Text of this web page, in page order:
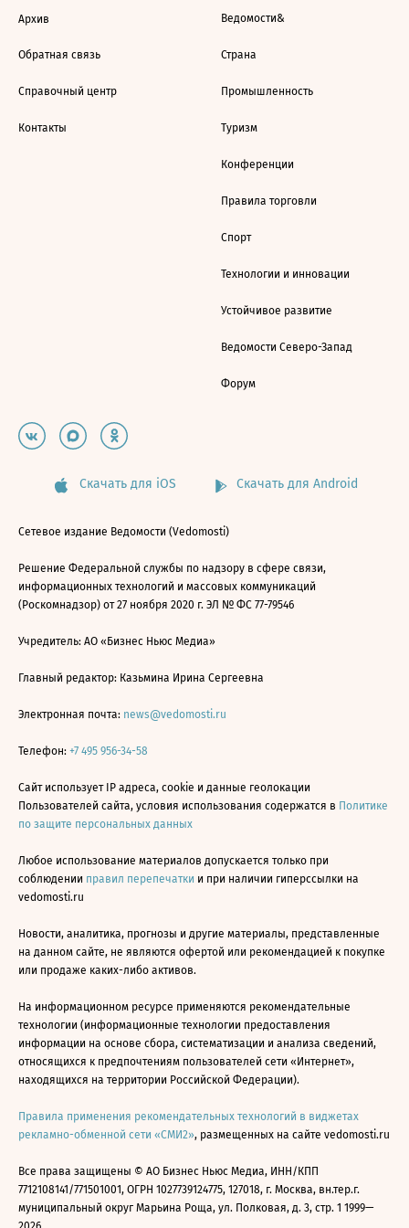
Архив
Обратная связь
Справочный центр
Контакты
Ведомости&
Страна
Промышленность
Туризм
Конференции
Правила торговли
Спорт
Технологии и инновации
Устойчивое развитие
Ведомости Северо-Запад
Форум
Скачать для iOS Скачать для Android
Сетевое издание Ведомости (Vedomosti)
Решение Федеральной службы по надзору в сфере связи,
информационных технологий и массовых коммуникаций
(Роскомнадзор) от 27 ноября 2020 г. ЭЛ № ФС 77-79546
Учредитель: АО «Бизнес Ньюс Медиа»
Главный редактор: Казьмина Ирина Сергеевна
Электронная почта: news@vedomosti.ru
Телефон: +7 495 956-34-58
Сайт использует IP адреса, cookie и данные геолокации
Пользователей сайта, условия использования содержатся в Политике
по защите персональных данных
Любое использование материалов допускается только при
соблюдении правил перепечатки и при наличии гиперссылки на
vedomosti.ru
Новости, аналитика, прогнозы и другие материалы, представленные
на данном сайте, не являются офертой или рекомендацией к покупке
или продаже каких-либо активов.
На информационном ресурсе применяются рекомендательные
технологии (информационные технологии предоставления
информации на основе сбора, систематизации и анализа сведений,
относящихся к предпочтениям пользователей сети «Интернет»,
находящихся на территории Российской Федерации).
Правила применения рекомендательных технологий в виджетах
рекламно-обменной сети «СМИ2», размещенных на сайте vedomosti.ru
Все права защищены © АО Бизнес Ньюс Медиа, ИНН/КПП
7712108141/771501001, ОГРН 1027739124775, 127018, г. Москва, вн.тер.г.
муниципальный округ Марьина Роща, ул. Полковая, д. 3, стр. 1 1999—